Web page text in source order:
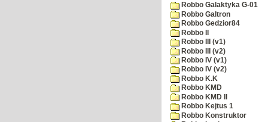
Robbo Galaktyka G-01
Robbo Galtron
Robbo Gedzior84
Robbo II
Robbo III (v1)
Robbo III (v2)
Robbo IV (v1)
Robbo IV (v2)
Robbo K.K
Robbo KMD
Robbo KMD II
Robbo Kejtus 1
Robbo Konstruktor